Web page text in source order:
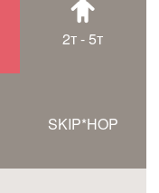
2т - 5т
SKIP*HOP